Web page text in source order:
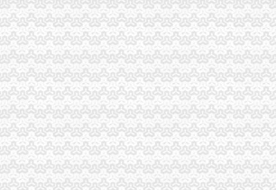
司_一般纳税人资格认证厂家_公司黄页-阿里巴巴
址代理申请一般纳税人】价格,厂家,图片,
人公司注册_咨询代办顾问